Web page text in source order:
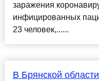
заражения
инфицированных
23 человек,......
В Брянской